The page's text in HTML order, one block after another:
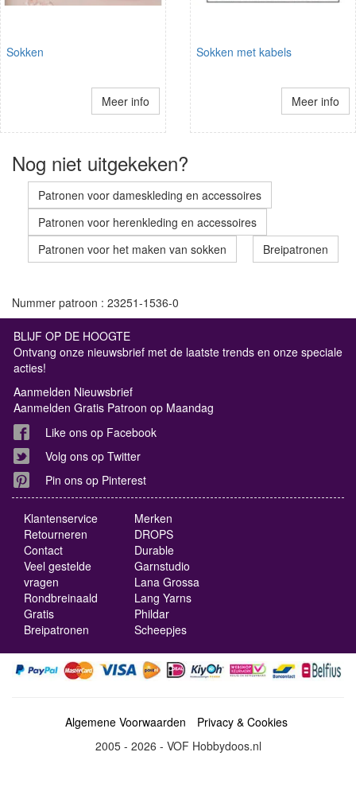
Sokken
Meer info
Sokken met kabels
Meer info
Nog niet uitgekeken?
Patronen voor dameskleding en accessoires
Patronen voor herenkleding en accessoires
Patronen voor het maken van sokken
Breipatronen
Nummer patroon : 23251-1536-0
BLIJF OP DE HOOGTE
Ontvang onze nieuwsbrief met de laatste trends en onze speciale
acties!
Aanmelden Nieuwsbrief
Aanmelden Gratis Patroon op Maandag
Like ons op Facebook
Volg ons op Twitter
Pin ons op Pinterest
Klantenservice
Retourneren
Contact
Veel gestelde
vragen
Rondbreinaald
Gratis
Breipatronen
Merken
DROPS
Durable
Garnstudio
Lana Grossa
Lang Yarns
Phildar
Scheepjes
Algemene Voorwaarden
Privacy & Cookies
2005 - 2026 - VOF Hobbydoos.nl